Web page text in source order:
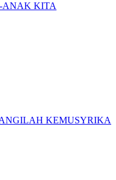
KITA
KEMUSYRIKA